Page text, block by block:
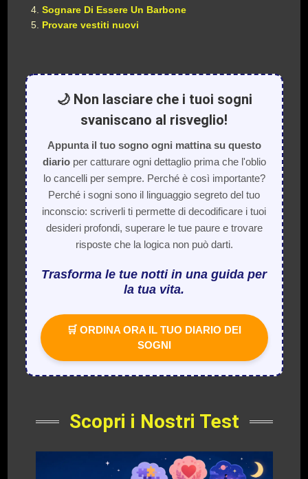
Sognare Di Essere Un Barbone
Provare vestiti nuovi
🌙 Non lasciare che i tuoi sogni
svaniscano al risveglio!
Appunta il tuo sogno ogni mattina su questo
diarioper catturare ogni dettaglio prima che l'oblio
lo cancelli per sempre. Perché è così importante?
Perché i sogni sono il linguaggio segreto del tuo
inconscio: scriverli ti permette di decodificare i tuoi
desideri profondi, superare le tue paure e trovare
risposte che la logica non può darti.
Trasforma le tue notti in una guida per
la tua vita.
🛒 ORDINA ORA IL TUO DIARIO DEI
SOGNI
Scopri i Nostri Test